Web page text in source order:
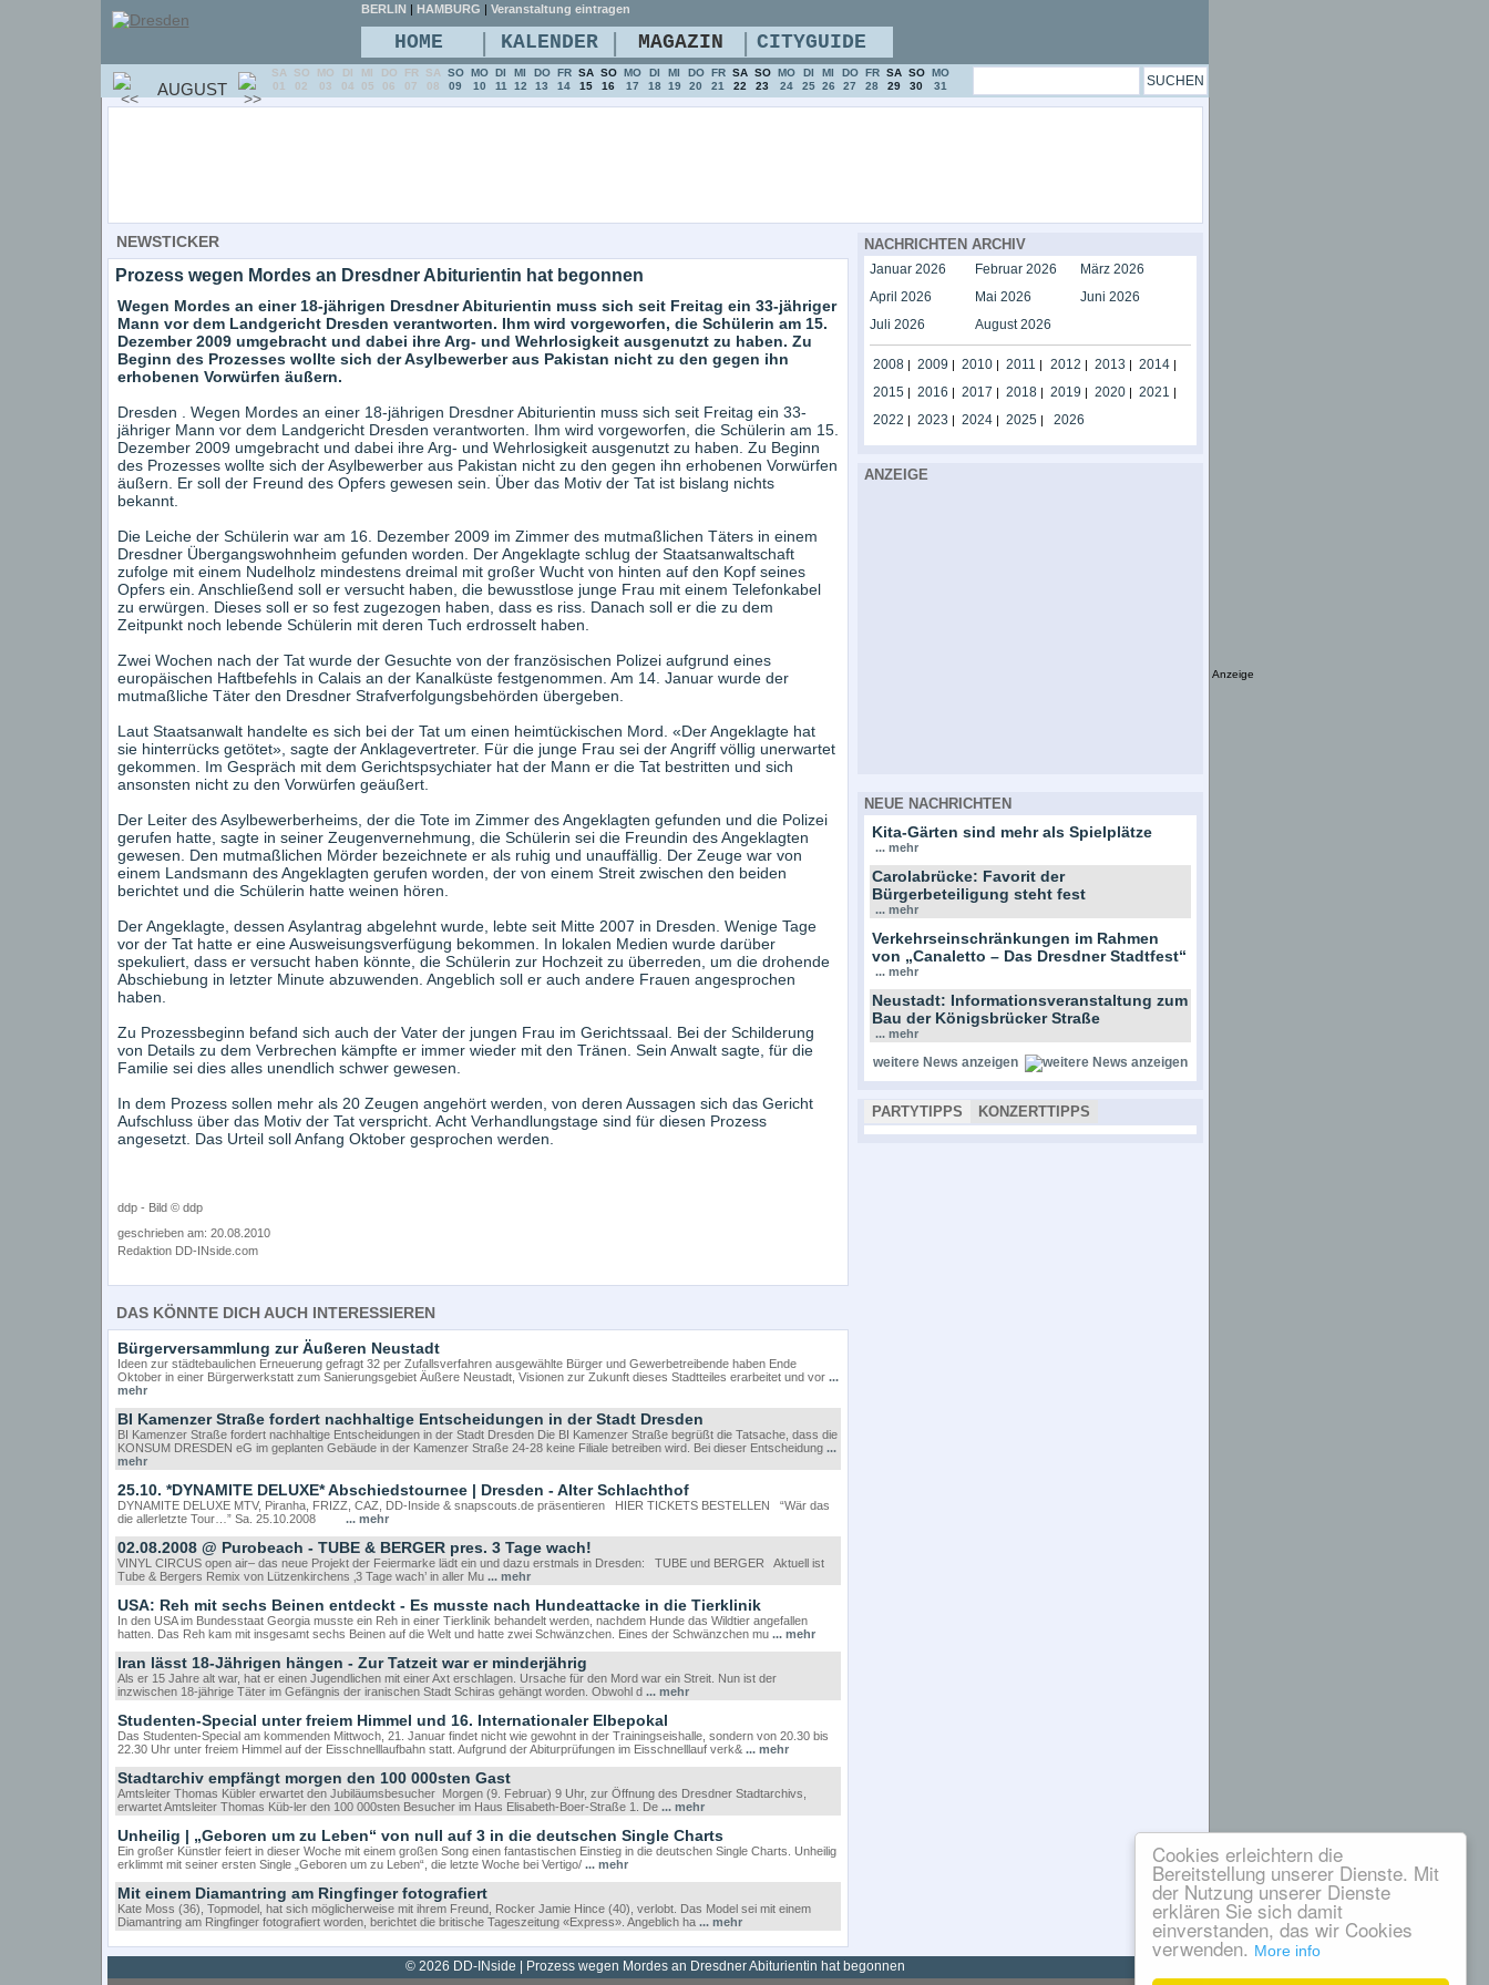
Cookies erleichtern die
Bereitstellung unserer Dienste. Mit
der Nutzung unserer Dienste
erklären Sie sich damit
einverstanden, das wir Cookies
verwenden. More info
NEWSTICKER
Prozess wegen Mordes an Dresdner Abiturientin hat begonnen
Wegen Mordes an einer 18-jährigen Dresdner Abiturientin muss sich seit Freitag ein 33-jähriger
Mann vor dem Landgericht Dresden verantworten. Ihm wird vorgeworfen, die Schülerin am 15.
Dezember 2009 umgebracht und dabei ihre Arg- und Wehrlosigkeit ausgenutzt zu haben. Zu
Beginn des Prozesses wollte sich der Asylbewerber aus Pakistan nicht zu den gegen ihn
erhobenen Vorwürfen äußern.
Dresden . Wegen Mordes an einer 18-jährigen Dresdner Abiturientin muss sich seit Freitag ein 33-
jähriger Mann vor dem Landgericht Dresden verantworten. Ihm wird vorgeworfen, die Schülerin am 15.
Dezember 2009 umgebracht und dabei ihre Arg- und Wehrlosigkeit ausgenutzt zu haben. Zu Beginn
des Prozesses wollte sich der Asylbewerber aus Pakistan nicht zu den gegen ihn erhobenen Vorwürfen
äußern. Er soll der Freund des Opfers gewesen sein. Über das Motiv der Tat ist bislang nichts
bekannt.
Die Leiche der Schülerin war am 16. Dezember 2009 im Zimmer des mutmaßlichen Täters in einem
Dresdner Übergangswohnheim gefunden worden. Der Angeklagte schlug der Staatsanwaltschaft
zufolge mit einem Nudelholz mindestens dreimal mit großer Wucht von hinten auf den Kopf seines
Opfers ein. Anschließend soll er versucht haben, die bewusstlose junge Frau mit einem Telefonkabel
zu erwürgen. Dieses soll er so fest zugezogen haben, dass es riss. Danach soll er die zu dem
Zeitpunkt noch lebende Schülerin mit deren Tuch erdrosselt haben.
Zwei Wochen nach der Tat wurde der Gesuchte von der französischen Polizei aufgrund eines
europäischen Haftbefehls in Calais an der Kanalküste festgenommen. Am 14. Januar wurde der
mutmaßliche Täter den Dresdner Strafverfolgungsbehörden übergeben.
Laut Staatsanwalt handelte es sich bei der Tat um einen heimtückischen Mord. «Der Angeklagte hat
sie hinterrücks getötet», sagte der Anklagevertreter. Für die junge Frau sei der Angriff völlig unerwartet
gekommen. Im Gespräch mit dem Gerichtspsychiater hat der Mann er die Tat bestritten und sich
ansonsten nicht zu den Vorwürfen geäußert.
Der Leiter des Asylbewerberheims, der die Tote im Zimmer des Angeklagten gefunden und die Polizei
gerufen hatte, sagte in seiner Zeugenvernehmung, die Schülerin sei die Freundin des Angeklagten
gewesen. Den mutmaßlichen Mörder bezeichnete er als ruhig und unauffällig. Der Zeuge war von
einem Landsmann des Angeklagten gerufen worden, der von einem Streit zwischen den beiden
berichtet und die Schülerin hatte weinen hören.
Der Angeklagte, dessen Asylantrag abgelehnt wurde, lebte seit Mitte 2007 in Dresden. Wenige Tage
vor der Tat hatte er eine Ausweisungsverfügung bekommen. In lokalen Medien wurde darüber
spekuliert, dass er versucht haben könnte, die Schülerin zur Hochzeit zu überreden, um die drohende
Abschiebung in letzter Minute abzuwenden. Angeblich soll er auch andere Frauen angesprochen
haben.
Zu Prozessbeginn befand sich auch der Vater der jungen Frau im Gerichtssaal. Bei der Schilderung
von Details zu dem Verbrechen kämpfte er immer wieder mit den Tränen. Sein Anwalt sagte, für die
Familie sei dies alles unendlich schwer gewesen.
In dem Prozess sollen mehr als 20 Zeugen angehört werden, von deren Aussagen sich das Gericht
Aufschluss über das Motiv der Tat verspricht. Acht Verhandlungstage sind für diesen Prozess
angesetzt. Das Urteil soll Anfang Oktober gesprochen werden.
ddp - Bild © ddp
geschrieben am: 20.08.2010
Redaktion DD-INside.com
DAS KÖNNTE DICH AUCH INTERESSIEREN
Bürgerversammlung zur Äußeren Neustadt
Ideen zur städtebaulichen Erneuerung gefragt 32 per Zufallsverfahren ausgewählte Bürger und Gewerbetreibende haben Ende
Oktober in einer Bürgerwerkstatt zum Sanierungsgebiet Äußere Neustadt, Visionen zur Zukunft dieses Stadtteiles erarbeitet und vor ...
mehr
BI Kamenzer Straße fordert nachhaltige Entscheidungen in der Stadt Dresden
BI Kamenzer Straße fordert nachhaltige Entscheidungen in der Stadt Dresden Die BI Kamenzer Straße begrüßt die Tatsache, dass die
KONSUM DRESDEN eG im geplanten Gebäude in der Kamenzer Straße 24-28 keine Filiale betreiben wird. Bei dieser Entscheidung ...
mehr
25.10. *DYNAMITE DELUXE* Abschiedstournee | Dresden - Alter Schlachthof
DYNAMITE DELUXE MTV, Piranha, FRIZZ, CAZ, DD-Inside & snapscouts.de präsentieren HIER TICKETS BESTELLEN “Wär das
die allerletzte Tour…” Sa. 25.10.2008 ... mehr
02.08.2008 @ Purobeach - TUBE & BERGER pres. 3 Tage wach!
VINYL CIRCUS open air– das neue Projekt der Feiermarke lädt ein und dazu erstmals in Dresden: TUBE und BERGER Aktuell ist
Tube & Bergers Remix von Lützenkirchens ‚3 Tage wach’ in aller Mu ... mehr
USA: Reh mit sechs Beinen entdeckt - Es musste nach Hundeattacke in die Tierklinik
In den USA im Bundesstaat Georgia musste ein Reh in einer Tierklinik behandelt werden, nachdem Hunde das Wildtier angefallen
hatten. Das Reh kam mit insgesamt sechs Beinen auf die Welt und hatte zwei Schwänzchen. Eines der Schwänzchen mu ... mehr
Iran lässt 18-Jährigen hängen - Zur Tatzeit war er minderjährig
Als er 15 Jahre alt war, hat er einen Jugendlichen mit einer Axt erschlagen. Ursache für den Mord war ein Streit. Nun ist der
inzwischen 18-jährige Täter im Gefängnis der iranischen Stadt Schiras gehängt worden. Obwohl d ... mehr
Studenten-Special unter freiem Himmel und 16. Internationaler Elbepokal
Das Studenten-Special am kommenden Mittwoch, 21. Januar findet nicht wie gewohnt in der Trainingseishalle, sondern von 20.30 bis
22.30 Uhr unter freiem Himmel auf der Eisschnelllaufbahn statt. Aufgrund der Abiturprüfungen im Eisschnelllauf verk& ... mehr
Stadtarchiv empfängt morgen den 100 000sten Gast
Amtsleiter Thomas Kübler erwartet den Jubiläumsbesucher Morgen (9. Februar) 9 Uhr, zur Öffnung des Dresdner Stadtarchivs,
erwartet Amtsleiter Thomas Küb-ler den 100 000sten Besucher im Haus Elisabeth-Boer-Straße 1. De ... mehr
Unheilig | „Geboren um zu Leben“ von null auf 3 in die deutschen Single Charts
Ein großer Künstler feiert in dieser Woche mit einem großen Song einen fantastischen Einstieg in die deutschen Single Charts. Unheilig
erklimmt mit seiner ersten Single „Geboren um zu Leben“, die letzte Woche bei Vertigo/ ... mehr
Mit einem Diamantring am Ringfinger fotografiert
Kate Moss (36), Topmodel, hat sich möglicherweise mit ihrem Freund, Rocker Jamie Hince (40), verlobt. Das Model sei mit einem
Diamantring am Ringfinger fotografiert worden, berichtet die britische Tageszeitung «Express». Angeblich ha ... mehr
NACHRICHTEN ARCHIV
Januar 2026 Februar 2026
März 2026
April 2026
Mai 2026
Juni 2026
Juli 2026
August 2026
2008| 2009 | 2010| 2011 | 2012 | 2013 | 2014|
2015| 2016 | 2017 | 2018| 2019 | 2020| 2021 |
2022 | 2023 | 2024| 2025| 2026
ANZEIGE
NEUE NACHRICHTEN
Kita-Gärten sind mehr als Spielplätze
... mehr
Carolabrücke: Favorit der
Bürgerbeteiligung steht fest
... mehr
Verkehrseinschränkungen im Rahmen
von „Canaletto – Das Dresdner Stadtfest“
... mehr
Neustadt: Informationsveranstaltung zum
Bau der Königsbrücker Straße
... mehr
weitere News anzeigen
PARTYTIPPS KONZERTTIPPS
© 2026 DD-INside | Prozess wegen Mordes an Dresdner Abiturientin hat begonnen
BERLIN | HAMBURG | Veranstaltung eintragen
HOME | KALENDER | MAGAZIN | CITYGUIDE
AUGUST
SA
01
SO
02
MO
03
DI
04
MI
05
DO
06
FR
07
SA
08
SO
09
MO
10
DI
11
MI
12
DO
13
FR
14
SA
15
SO
16
MO
17
DI
18
MI
19
DO
20
FR
21
SA
22
SO
23
MO
24
DI
25
MI
26
DO
27
FR
28
SA
29
SO
30
MO
31
Anzeige